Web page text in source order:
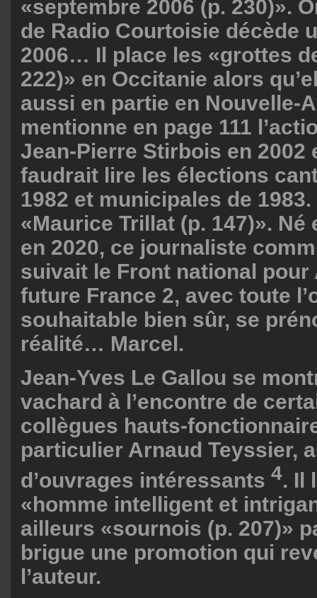
«septembre 2006 (p. 230)».
de Radio Courtoisie décède
2006… Il place les «grottes
222)» en Occitanie alors
aussi en partie en Nouvelle-
mentionne en page 111
Jean-Pierre Stirbois en 2002
faudrait lire les élections
1982 et municipales de
«Maurice Trillat (p. 147)». Né
en 2020, ce journaliste
suivait le Front national pour
future France 2, avec toute
souhaitable bien sûr, se
réalité… Marcel.
Jean-Yves Le Gallou se
vachard à l’encontre de
collègues hauts-
particulier Arnaud Teyssier,
d’ouvrages intéressants 4. Il
«homme intelligent et
ailleurs «sournois (p. 207)»
brigue une promotion qui
l’auteur.